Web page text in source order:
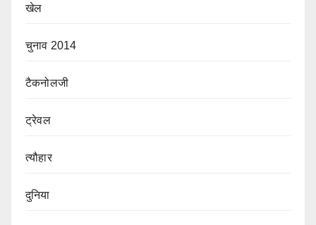
खेल
चुनाव 2014
टैकनोलजी
ट्रेवल
त्यौहार
दुनिया